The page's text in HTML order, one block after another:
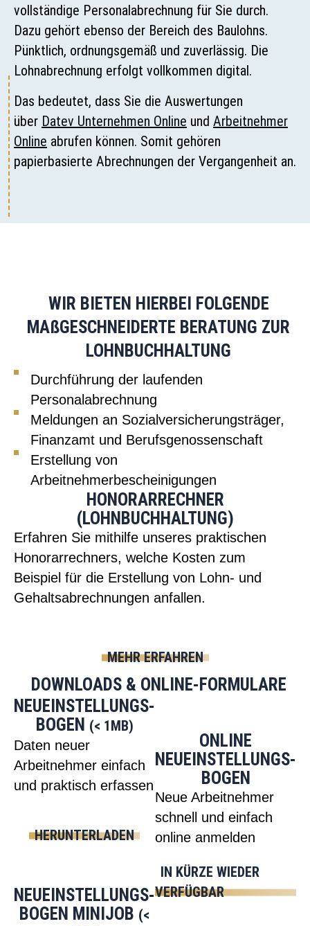
vollständige Personalabrechnung für Sie durch.
Dazu gehört ebenso der Bereich des Baulohns.
Pünktlich, ordnungsgemäß und zuverlässig. Die
Lohnabrechnung erfolgt vollkommen digital.
Das bedeutet, dass Sie die Auswertungen
über Datev Unternehmen Online und Arbeitnehmer
Online abrufen können. Somit gehören
papierbasierte Abrechnungen der Vergangenheit an.
WIR BIETEN HIERBEI FOLGENDE
MAßGESCHNEIDERTE BERATUNG ZUR
LOHNBUCHHALTUNG
Durchführung der laufenden
Personalabrechnung
Meldungen an Sozialversicherungsträger,
Finanzamt und Berufsgenossenschaft
Erstellung von
Arbeitnehmerbescheinigungen
HONORARRECHNER
(LOHNBUCHHALTUNG)
Erfahren Sie mithilfe unseres praktischen
Honorarrechners, welche Kosten zum
Beispiel für die Erstellung von Lohn- und
Gehaltsabrechnungen anfallen.
MEHR ERFAHREN
DOWNLOADS & ONLINE-FORMULARE
NEUEINSTELLUNGS­
BOGEN (< 1MB)
Daten neuer
Arbeitnehmer einfach
und praktisch erfassen
HERUNTERLADEN
NEUEINSTELLUNGS­
BOGEN MINIJOB (<
ONLINE
NEUEINSTELLUNGS­
BOGEN
Neue Arbeitnehmer
schnell und einfach
online anmelden
IN KÜRZE WIEDER
VERFÜGBAR